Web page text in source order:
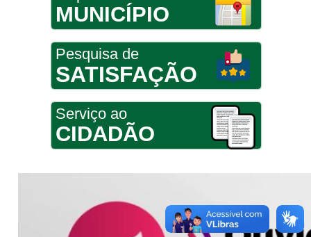
MUNICÍPIO
Pesquisa de
SATISFAÇÃO
Serviço ao
CIDADÃO